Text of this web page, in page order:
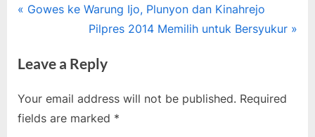
Post
navigation
P
v
o
u
Gowes ke Warung Ijo, Plunyon dan Kinahrejo
N
x
P
o
Pilpres 2014 Memilih untuk Bersyukur
Leave a Reply
Your email address will not be published. Required
fields are marked *